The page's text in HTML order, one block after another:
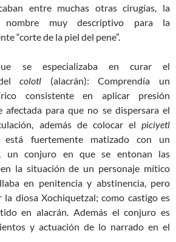
entre muchas otras cirugías, la
, nombre muy descriptivo para la
“corte de la piel del pene”.
se especializaba en curar el
delcolotl (alacrán): Comprendía un
consistente en aplicar presión
para que no se dispersara el
además de colocar el piciyetl
está fuertemente matizado con un
un conjuro en que se entonan las
la situación de un personaje mítico
en penitencia y abstinencia, pero
diosa Xochiquetzal; como castigo es
en alacrán. Además el conjuro es
y actuación de lo narrado en el